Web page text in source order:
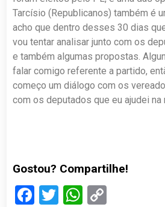
Tarcísio (Republicanos) também é
acho que dentro desses 30 dias
vou tentar analisar junto com os
e também algumas propostas.
falar comigo referente a partido,
começo um diálogo com os
com os deputados que eu ajudei na
Gostou? Compartilhe!
Facebook
TwitterWhatsApp